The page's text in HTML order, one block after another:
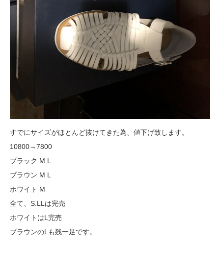
すでにサイズがほとんど抜けてきた為、値下げ致します。
10800→7800
ブラック M L
ブラウン M L
ホワイト M
全て、S.LLは完売
ホワイトはL完売
ブラウンのLも残一足です。